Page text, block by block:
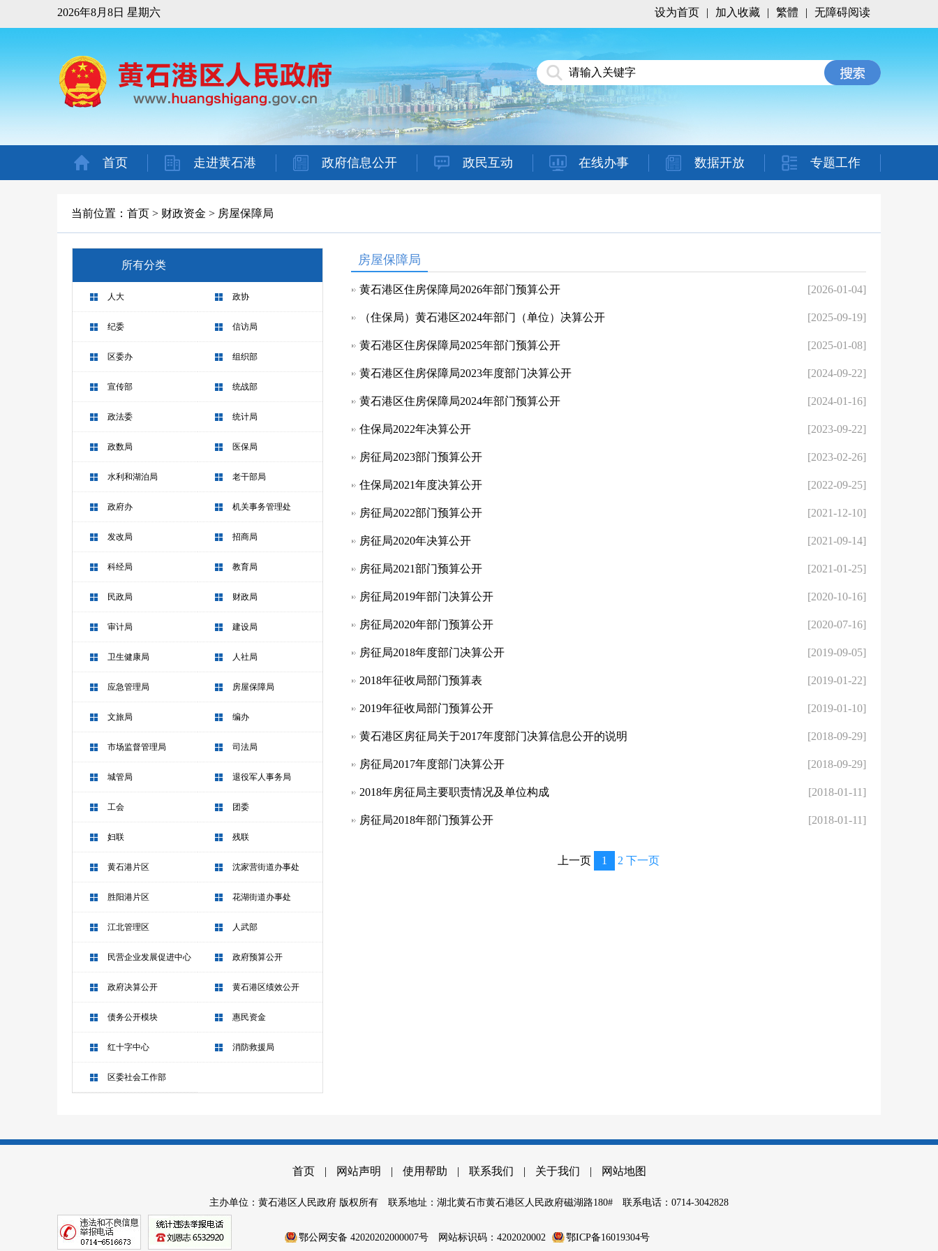
2026年8月8日 星期六 设为首页 | 加入收藏 | 繁體 | 无障碍阅读
首页 走进黄石港 政府信息公开 政民互动 在线办事 数据开放 专题工作
当前位置： 首页 > 财政资金 > 房屋保障局
所有分类
人大 政协
纪委 信访局
区委办 组织部
宣传部 统战部
政法委 统计局
政数局 医保局
水利和湖泊局 老干部局
政府办 机关事务管理处
发改局 招商局
科经局 教育局
民政局 财政局
审计局 建设局
卫生健康局 人社局
应急管理局 房屋保障局
文旅局 编办
市场监督管理局 司法局
城管局 退役军人事务局
工会 团委
妇联 残联
黄石港片区 沈家营街道办事处
胜阳港片区 花湖街道办事处
江北管理区 人武部
民营企业发展促进中心 政府预算公开
政府决算公开 黄石港区绩效公开
债务公开模块 惠民资金
红十字中心 消防救援局
区委社会工作部
房屋保障局
黄石港区住房保障局2026年部门预算公开 [2026-01-04]
（住保局）黄石港区2024年部门（单位）决算公开 [2025-09-19]
黄石港区住房保障局2025年部门预算公开 [2025-01-08]
黄石港区住房保障局2023年度部门决算公开 [2024-09-22]
黄石港区住房保障局2024年部门预算公开 [2024-01-16]
住保局2022年决算公开 [2023-09-22]
房征局2023部门预算公开 [2023-02-26]
住保局2021年度决算公开 [2022-09-25]
房征局2022部门预算公开 [2021-12-10]
房征局2020年决算公开 [2021-09-14]
房征局2021部门预算公开 [2021-01-25]
房征局2019年部门决算公开 [2020-10-16]
房征局2020年部门预算公开 [2020-07-16]
房征局2018年度部门决算公开 [2019-09-05]
2018年征收局部门预算表 [2019-01-22]
2019年征收局部门预算公开 [2019-01-10]
黄石港区房征局关于2017年度部门决算信息公开的说明 [2018-09-29]
房征局2017年度部门决算公开 [2018-09-29]
2018年房征局主要职责情况及单位构成 [2018-01-11]
房征局2018年部门预算公开 [2018-01-11]
上一页 1 2 下一页
首页 | 网站声明 | 使用帮助 | 联系我们 | 关于我们 | 网站地图
主办单位：黄石港区人民政府 版权所有 联系地址：湖北黄石市黄石港区人民政府磁湖路180# 联系电话：0714-3042828
鄂公网安备 42020202000007号 网站标识码：4202020002 鄂ICP备16019304号